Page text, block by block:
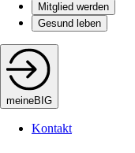
Mitglied werden
Gesund leben
meineBIG
Kontakt